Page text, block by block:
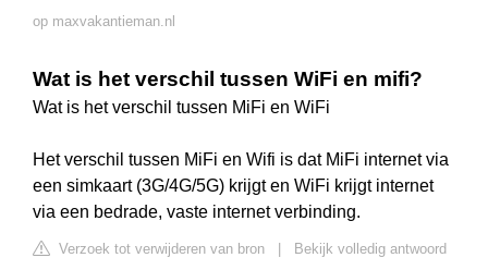
op maxvakantieman.nl
Wat is het verschil tussen WiFi en mifi?
Wat is het verschil tussen MiFi en WiFi
Het verschil tussen MiFi en Wifi is dat MiFi internet via
een simkaart (3G/4G/5G) krijgt en WiFi krijgt internet
via een bedrade, vaste internet verbinding.
Verzoek tot verwijderen van bron
Bekijk volledig antwoord